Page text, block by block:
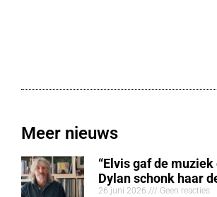
Meer nieuws
“Elvis gaf de
Dylan schonk haar
26 juni 2026 Geen reacties